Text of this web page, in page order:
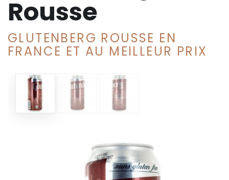
Rousse
GLUTENBERG ROUSSE EN
FRANCE ET AU MEILLEUR PRIX